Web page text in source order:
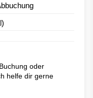
oder
helfe dir gerne